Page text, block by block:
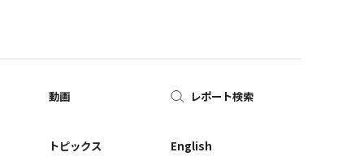
動画
トピックス
レポート検索
English